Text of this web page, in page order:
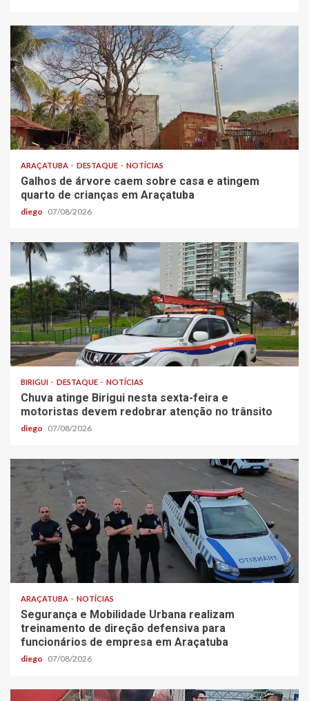
ARAÇATUBA DESTAQUE NOTÍCIAS
Galhos de árvore caem sobre casa e atingem
quarto de crianças em Araçatuba
diego 07/08/2026
BIRIGUI DESTAQUE NOTÍCIAS
Chuva atinge Birigui nesta sexta-feira e
motoristas devem redobrar atenção no trânsito
diego 07/08/2026
ARAÇATUBA NOTÍCIAS
Segurança e Mobilidade Urbana realizam
treinamento de direção defensiva para
funcionários de empresa em Araçatuba
diego 07/08/2026